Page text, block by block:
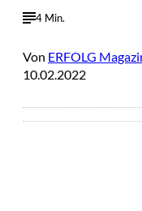
4 Min.
Von ERFOLG
10.02.2022